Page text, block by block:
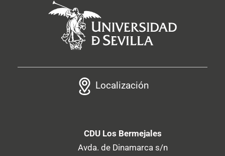
Localización
CDU Los Bermejales
Avda. de Dinamarca s/n